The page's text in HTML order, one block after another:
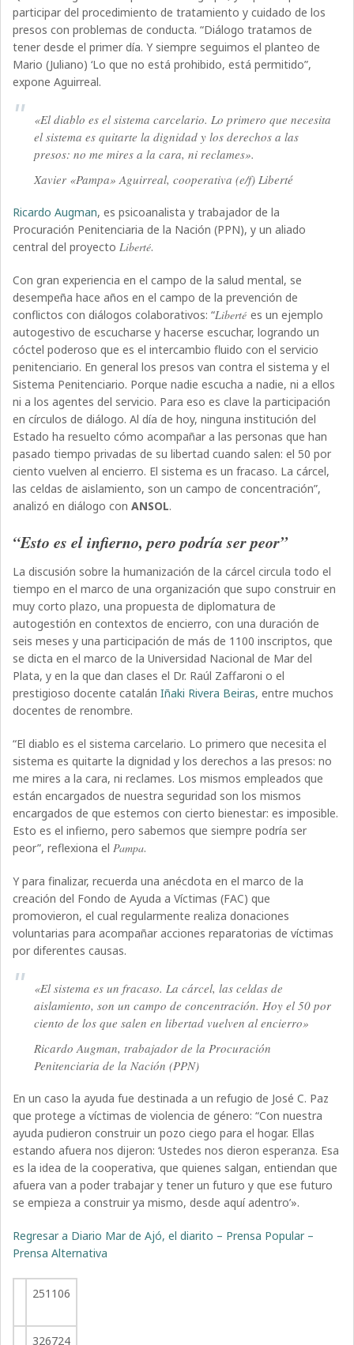
participar del procedimiento de tratamiento y cuidado de los
presos con problemas de conducta. “Diálogo tratamos de
tener desde el primer día. Y siempre seguimos el planteo de
Mario (Juliano) ‘Lo que no está prohibido, está permitido”,
expone Aguirreal.
«El diablo es el sistema carcelario. Lo primero que necesita
el sistema es quitarte la dignidad y los derechos a las
presos: no me mires a la cara, ni reclames».
Xavier «Pampa» Aguirreal, cooperativa (e/f) Liberté
Ricardo Augman, es psicoanalista y trabajador de la
Procuración Penitenciaria de la Nación (PPN), y un aliado
central del proyectoLiberté.
Con gran experiencia en el campo de la salud mental, se
desempeña hace años en el campo de la prevención de
conflictos con diálogos colaborativos: “Libertées un ejemplo
autogestivo de escucharse y hacerse escuchar, logrando un
cóctel poderoso que es el intercambio fluido con el servicio
penitenciario. En general los presos van contra el sistema y el
Sistema Penitenciario. Porque nadie escucha a nadie, ni a ellos
ni a los agentes del servicio. Para eso es clave la participación
en círculos de diálogo. Al día de hoy, ninguna institución del
Estado ha resuelto cómo acompañar a las personas que han
pasado tiempo privadas de su libertad cuando salen: el 50 por
ciento vuelven al encierro. El sistema es un fracaso. La cárcel,
las celdas de aislamiento, son un campo de concentración”,
analizó en diálogo conANSOL.
“Esto es el infierno, pero podría ser peor”
La discusión sobre la humanización de la cárcel circula todo el
tiempo en el marco de una organización que supo construir en
muy corto plazo, una propuesta de diplomatura de
autogestión en contextos de encierro, con una duración de
seis meses y una participación de más de 1100 inscriptos, que
se dicta en el marco de la Universidad Nacional de Mar del
Plata, y en la que dan clases el Dr. Raúl Zaffaroni o el
prestigioso docente catalánIñaki Rivera Beiras, entre muchos
docentes de renombre.
“El diablo es el sistema carcelario. Lo primero que necesita el
sistema es quitarte la dignidad y los derechos a las presos: no
me mires a la cara, ni reclames. Los mismos empleados que
están encargados de nuestra seguridad son los mismos
encargados de que estemos con cierto bienestar: es imposible.
Esto es el infierno, pero sabemos que siempre podría ser
peor”, reflexiona elPampa.
Y para finalizar, recuerda una anécdota en el marco de la
creación del Fondo de Ayuda a Víctimas (FAC) que
promovieron, el cual regularmente realiza donaciones
voluntarias para acompañar acciones reparatorias de víctimas
por diferentes causas.
«El sistema es un fracaso. La cárcel, las celdas de
aislamiento, son un campo de concentración. Hoy el 50 por
ciento de los que salen en libertad vuelven al encierro»
Ricardo Augman, trabajador de la Procuración
Penitenciaria de la Nación (PPN)
En un caso la ayuda fue destinada a un refugio de José C. Paz
que protege a víctimas de violencia de género: “Con nuestra
ayuda pudieron construir un pozo ciego para el hogar. Ellas
estando afuera nos dijeron: ‘Ustedes nos dieron esperanza. Esa
es la idea de la cooperativa, que quienes salgan, entiendan que
afuera van a poder trabajar y tener un futuro y que ese futuro
se empieza a construir ya mismo, desde aquí adentro’».
Regresar a Diario Mar de Ajó, el diarito – Prensa Popular –
Prensa Alternativa
251106
326724